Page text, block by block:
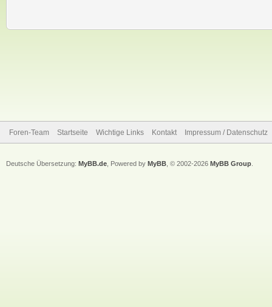
Foren-Team Startseite Wichtige Links Kontakt Impressum / Datenschutz
Deutsche Übersetzung: MyBB.de , Powered by MyBB , © 2002-2026 MyBB Group